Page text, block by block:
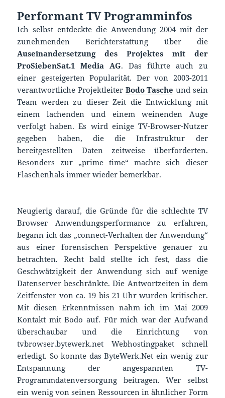
Performant TV Programminfos
Ich selbst entdeckte die Anwendung 2004 mit der
zunehmenden Berichterstattung über die
Auseinandersetzung des Projektes mit der
ProSiebenSat.1 Media AG. Das führte auch zu
einer gesteigerten Popularität. Der von 2003-2011
verantwortliche Projektleiter Bodo Tasche und sein
Team werden zu dieser Zeit die Entwicklung mit
einem lachenden und einem weinenden Auge
verfolgt haben. Es wird einige TV-Browser-Nutzer
gegeben haben, die die Infrastruktur der
bereitgestellten Daten zeitweise überforderten.
Besonders zur „prime time“ machte sich dieser
Flaschenhals immer wieder bemerkbar.
Neugierig darauf, die Gründe für die schlechte TV
Browser Anwendungsperformance zu erfahren,
begann ich das „connect-Verhalten der Anwendung“
aus einer forensischen Perspektive genauer zu
betrachten. Recht bald stellte ich fest, dass die
Geschwätzigkeit der Anwendung sich auf wenige
Datenserver beschränkte. Die Antwortzeiten in dem
Zeitfenster von ca. 19 bis 21 Uhr wurden kritischer.
Mit diesen Erkenntnissen nahm ich im Mai 2009
Kontakt mit Bodo auf. Für mich war der Aufwand
überschaubar und die Einrichtung von
tvbrowser.bytewerk.net Webhostingpaket schnell
erledigt. So konnte das ByteWerk.Net ein wenig zur
Entspannung der angespannten TV-
Programmdatenversorgung beitragen. Wer selbst
ein wenig von seinen Ressourcen in ähnlicher Form